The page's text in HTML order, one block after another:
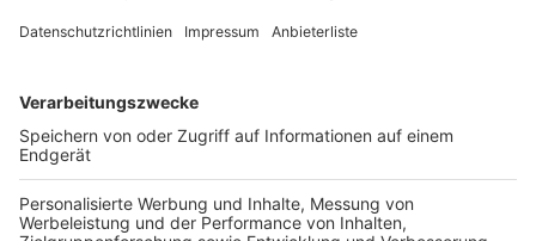
FOLGE DEM BFV
TOP-VEREINE